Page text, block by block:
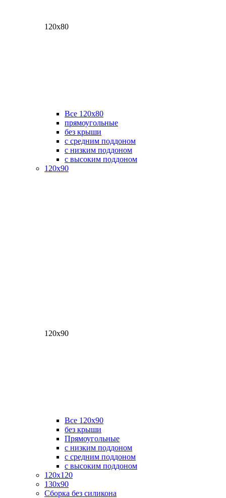
120х80
Все 120х80
прямоугольные
без крыши
с средним поддоном
с низким поддоном
с высоким поддоном
120х90
120х90
Все 120х90
без крыши
Прямоугольные
с низким поддоном
с средним поддоном
с высоким поддоном
120х120
130х90
Сборка без силикона